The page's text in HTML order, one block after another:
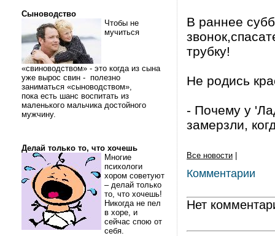
Сыноводство
Чтобы не
мучиться
«свиноводством» - это когда из сына
уже вырос свин - полезно
заниматься «сыноводством»,
пока есть шанс воспитать из
маленького мальчика достойного
мужчину.
Делай только то, что хочешь
Многие
психологи
хором советуют
– делай только
то, что хочешь!
Никогда не пел
в хоре, и
сейчас спою от
себя.
В раннее
трубку!
Не родись
- Почему у
замерзли,
Все новости
Комментарии
Нет